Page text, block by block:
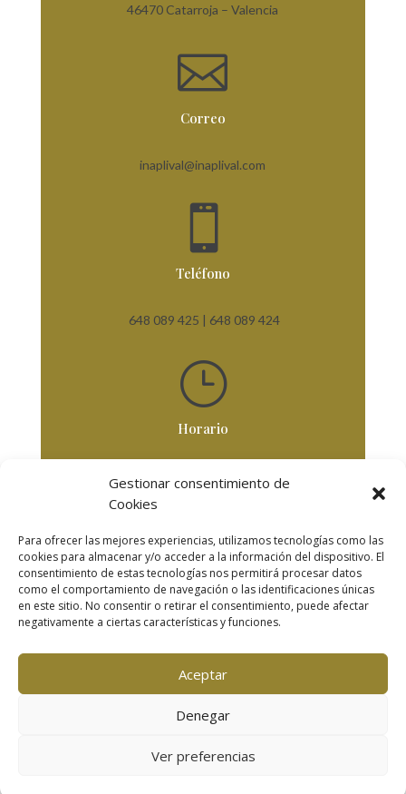
Gestionar consentimiento de
Cookies
Para ofrecer las mejores experiencias, utilizamos tecnologías como las
cookies para almacenar y/o acceder a la información del dispositivo. El
consentimiento de estas tecnologías nos permitirá procesar datos
como el comportamiento de navegación o las identificaciones únicas
en este sitio. No consentir o retirar el consentimiento, puede afectar
negativamente a ciertas características y funciones.
Aceptar
Denegar
Ver preferencias
46470 Catarroja – Valencia

Correo
inaplival@inaplival.com

Teléfono
648 089 425 | 648 089 424
}
Horario
Secciones
INICIO|TRABAJOS| CLIENTES|
NOSOTROS|CONTACTO|VIDEOS
© Copyright | Todos los derechos reservados |